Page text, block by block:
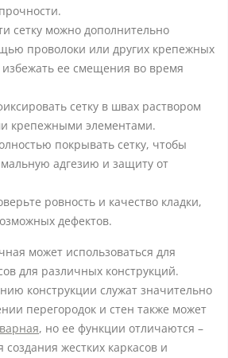
сетку можно дополнительно
проволоки или других крепежных
ее смещения во время
сетку в швах раствором
крепежными элементами.
покрывать сетку, чтобы
адгезию и защиту от
ровность и качество кладки,
дефектов.
может использоваться для
для различных конструкций.
конструкции служат значительно
перегородок и стен также может
, но ее функции отличаются –
создания жестких каркасов и